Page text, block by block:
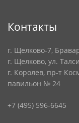
Контакты
г. Щелково-7,
г. Щелково, ул.
г. Королев, пр-т
павильон № 24
+7 (495) 596-6645